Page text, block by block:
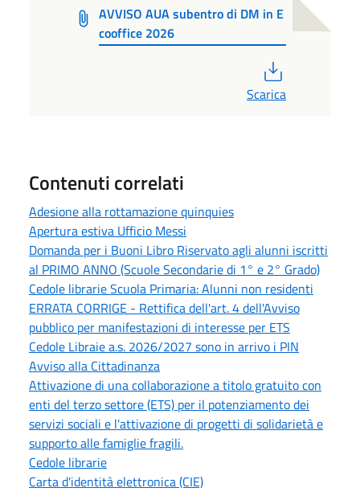
AVVISO AUA subentro di DM in E
cooffice 2026
Scarica
Contenuti correlati
Adesione alla rottamazione quinquies
Apertura estiva Ufficio Messi
Domanda per i Buoni Libro Riservato agli alunni iscritti
al PRIMO ANNO (Scuole Secondarie di 1° e 2° Grado)
Cedole librarie Scuola Primaria: Alunni non residenti
ERRATA CORRIGE - Rettifica dell'art. 4 dell'Avviso
pubblico per manifestazioni di interesse per ETS
Cedole Libraie a.s. 2026/2027 sono in arrivo i PIN
Avviso alla Cittadinanza
Attivazione di una collaborazione a titolo gratuito con
enti del terzo settore (ETS) per il potenziamento dei
servizi sociali e l'attivazione di progetti di solidarietà e
supporto alle famiglie fragili.
Cedole librarie
Carta d'identità elettronica (CIE)